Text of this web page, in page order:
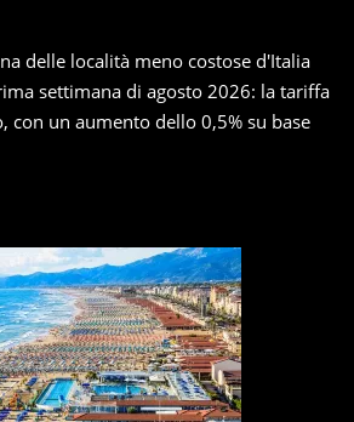
delle località meno costose d'Italia
settimana di agosto 2026: la tariffa
con un aumento dello 0,5% su base